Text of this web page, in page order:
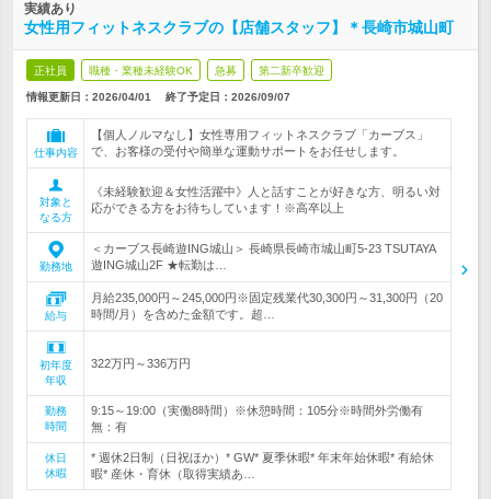
実績あり
女性用フィットネスクラブの【店舗スタッフ】＊長崎市城山町
正社員 職種・業種未経験OK 急募 第二新卒歓迎
情報更新日：2026/04/01 終了予定日： 2026/09/07
仕事内容
【個人ノルマなし】女性専用フィットネスクラブ「カーブス」
で、お客様の受付や簡単な運動サポートをお任せします。
対象と
なる方
《未経験歓迎＆女性活躍中》人と話すことが好きな方、明るい対
応ができる方をお待ちしています！※高卒以上
勤務地
＜カーブス長崎遊ING城山＞ 長崎県長崎市城山町5‐23 TSUTAYA
遊ING城山2F ★転勤は…
給与
月給235,000円～245,000円※固定残業代30,300円～31,300円（20
時間/月）を含めた金額です。超…
初年度
年収
322万円～336万円
勤務
時間
9:15～19:00（実働8時間）※休憩時間：105分※時間外労働有
無：有
休日
休暇
* 週休2日制（日祝ほか）* GW* 夏季休暇* 年末年始休暇* 有給休
暇* 産休・育休（取得実績あ…